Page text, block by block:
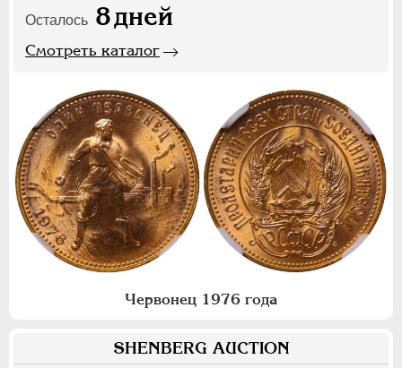
Осталось 8дней
Смотреть каталог
Червонец 1976 года
SHENBERG AUCTION